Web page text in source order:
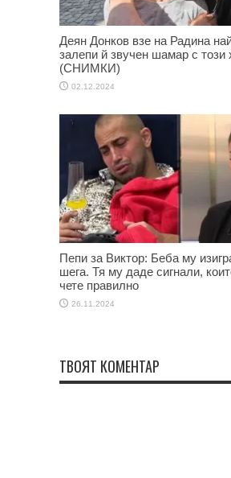
Деян Донков взе на Радина
залепи й звучен шамар с този
(СНИМКИ)
02.12.2024
Пепи за Виктор: Беба му
шега. Тя му даде сигнали,
чете правилно
26.11.2024
ТВОЯТ КОМЕНТАР